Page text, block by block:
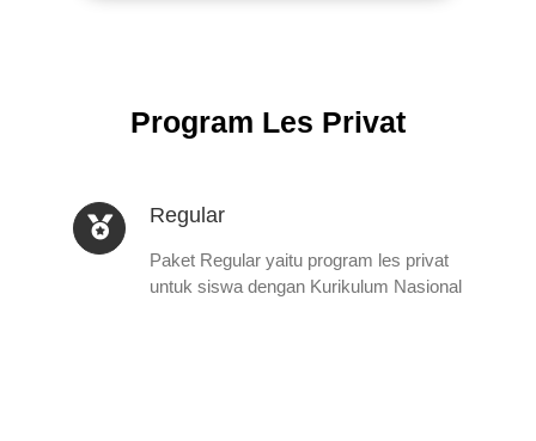
Program Les Privat
Regular
Paket Regular yaitu program les privat
untuk siswa dengan Kurikulum Nasional